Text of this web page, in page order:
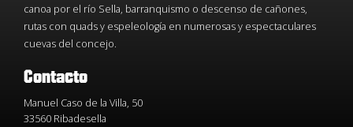
canoa por el río Sella, barranquismo o descenso de cañones,
rutas con quads y espeleología en numerosas y espectaculares
cuevas del concejo.
Contacto
Manuel Caso de la Villa, 50
33560 Ribadesella